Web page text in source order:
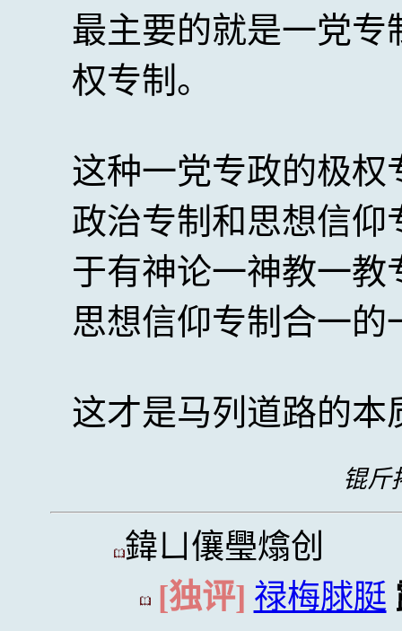
最主要的就是一党
权专制。
这种一党专政的极
政治专制和思想信
于有神论一神教一
思想信仰专制合一的
这才是马列道路的本
锟斤
鍏ㄩ儴璺熻创
[独评] 禄梅脙脡